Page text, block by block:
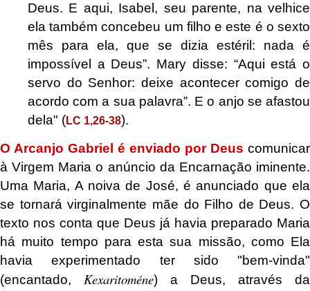
Deus. E aqui, Isabel, seu parente, na velhice
ela também concebeu um filho e este é o sexto
mês para ela, que se dizia estéril: nada é
impossível a Deus”. Mary disse: “Aqui está o
servo do Senhor: deixe acontecer comigo de
acordo com a sua palavra”. E o anjo se afastou
dela" (LC 1,26-38).
O Arcanjo Gabriel é enviado por Deus comunicar
à Virgem Maria o anúncio da Encarnação iminente.
Uma Maria, A noiva de José, é anunciado que ela
se tornará virginalmente mãe do Filho de Deus. O
texto nos conta que Deus já havia preparado Maria
há muito tempo para esta sua missão, como Ela
havia experimentado ter sido "bem-vinda"
(encantado, Kexaritoméne) a Deus, através da